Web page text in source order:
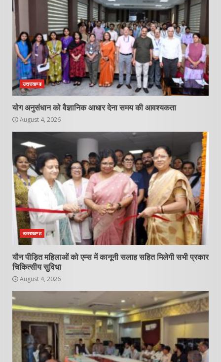
उत्तराखण्ड
योग अनुसंधान को वैज्ञानिक आधार देना समय की आवश्यकता
August 4, 2026
उत्तराखण्ड
यौन पीड़ित महिलाओं को एम्स में कानूनी सलाह सहित मिलेगी सभी प्रकार
चिकित्सीय सुविधा
August 4, 2026